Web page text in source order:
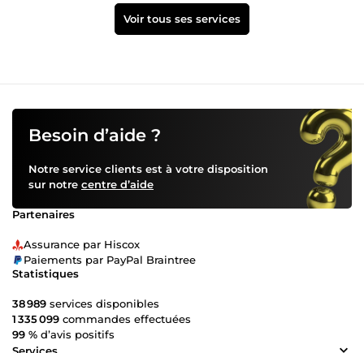
Voir tous ses services
Besoin d’aide ?
Notre service clients est à votre disposition
sur notre centre d’aide
Partenaires
Assurance par Hiscox
Paiements par PayPal Braintree
Statistiques
38 989 services disponibles
1 335 099 commandes effectuées
99 % d’avis positifs